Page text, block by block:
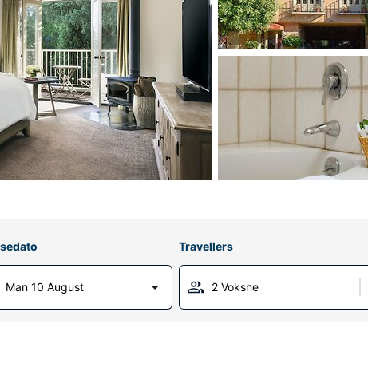
Man 10 August
Travellers
2 Voksne